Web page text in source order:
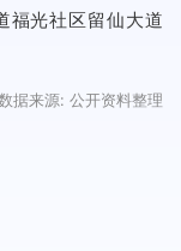
福光社区留仙大道
据来源: 公开资料整理